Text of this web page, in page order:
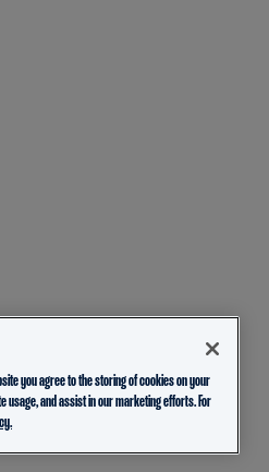
you agree to the storing of cookies on your
usage, and assist in our marketing efforts. For